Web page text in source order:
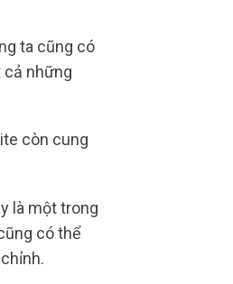
ta cũng có
cả những
còn cung
là một trong
có thể